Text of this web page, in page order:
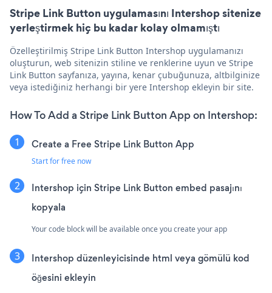
Stripe Link Button uygulamasını Intershop sitenize
yerleştirmek hiç bu kadar kolay olmamıştı
Özelleştirilmiş Stripe Link Button Intershop uygulamanızı
oluşturun, web sitenizin stiline ve renklerine uyun ve Stripe
Link Button sayfanıza, yayına, kenar çubuğunuza, altbilginize
veya istediğiniz herhangi bir yere Intershop ekleyin bir site.
How To Add a Stripe Link Button App on Intershop:
Create a Free Stripe Link Button App
Start for free now
Intershop için Stripe Link Button embed pasajını
kopyala
Your code block will be available once you create your app
Intershop düzenleyicisinde html veya gömülü kod
öğesini ekleyin